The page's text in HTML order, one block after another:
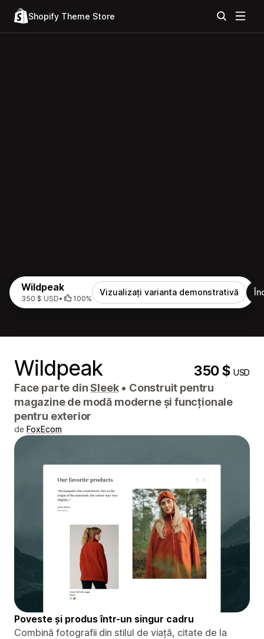
Shopify Theme Store
Wildpeak
350 $ USD• 100%
Vizualizați varianta demonstrativă
Wildpeak 350 $USD
Face parte dinSleek • Construit pentru
magazine de modă moderne și funcționale
pentru exterior
de FoxEcom
Poveste și produs într-un singur cadru
Combină fotografii din stilul de viață, citate de la